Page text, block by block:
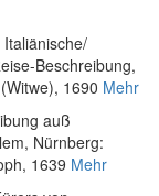
Italiänische/
Beschreibung,
1690 Mehr
auß
, Nürnberg:
1639 Mehr